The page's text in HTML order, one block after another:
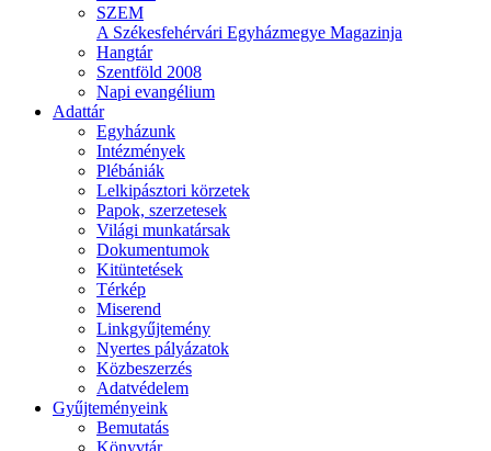
SZEM
A Székesfehérvári Egyházmegye Magazinja
Hangtár
Szentföld 2008
Napi evangélium
Adattár
Egyházunk
Intézmények
Plébániák
Lelkipásztori körzetek
Papok, szerzetesek
Világi munkatársak
Dokumentumok
Kitüntetések
Térkép
Miserend
Linkgyűjtemény
Nyertes pályázatok
Közbeszerzés
Adatvédelem
Gyűjteményeink
Bemutatás
Könyvtár